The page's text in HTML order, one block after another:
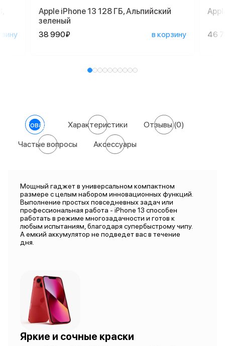
Apple iPhone 13 128 ГБ, Альпийский
зеленый
38 990₽
в корзину 46
О товаре Характеристики Отзывы(0)
Частые вопросы Аксессуары
Мощный гаджет в универсальном компактном
размере с целым набором инновационных функций.
Выполнение простых повседневных задач или
профессиональная работа - iPhone 13 способен
работать в режиме многозадачности и готов к
любым испытаниям, благодаря супербыстрому чипу.
А емкий аккумулятор не подведет вас в течение
дня.
Яркие и сочные краски